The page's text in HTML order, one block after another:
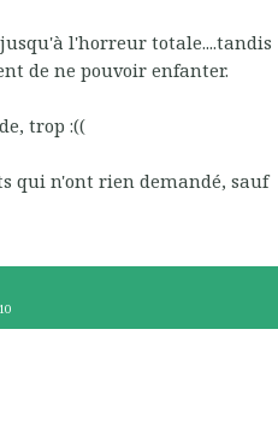
l'horreur totale....tandis
de ne pouvoir enfanter.
trop :((
qui n'ont rien demandé, sauf